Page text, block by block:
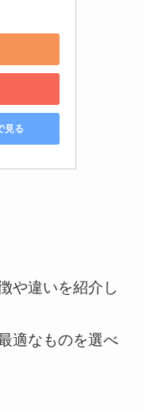
見る
や違いを紹介し
適なものを選べ